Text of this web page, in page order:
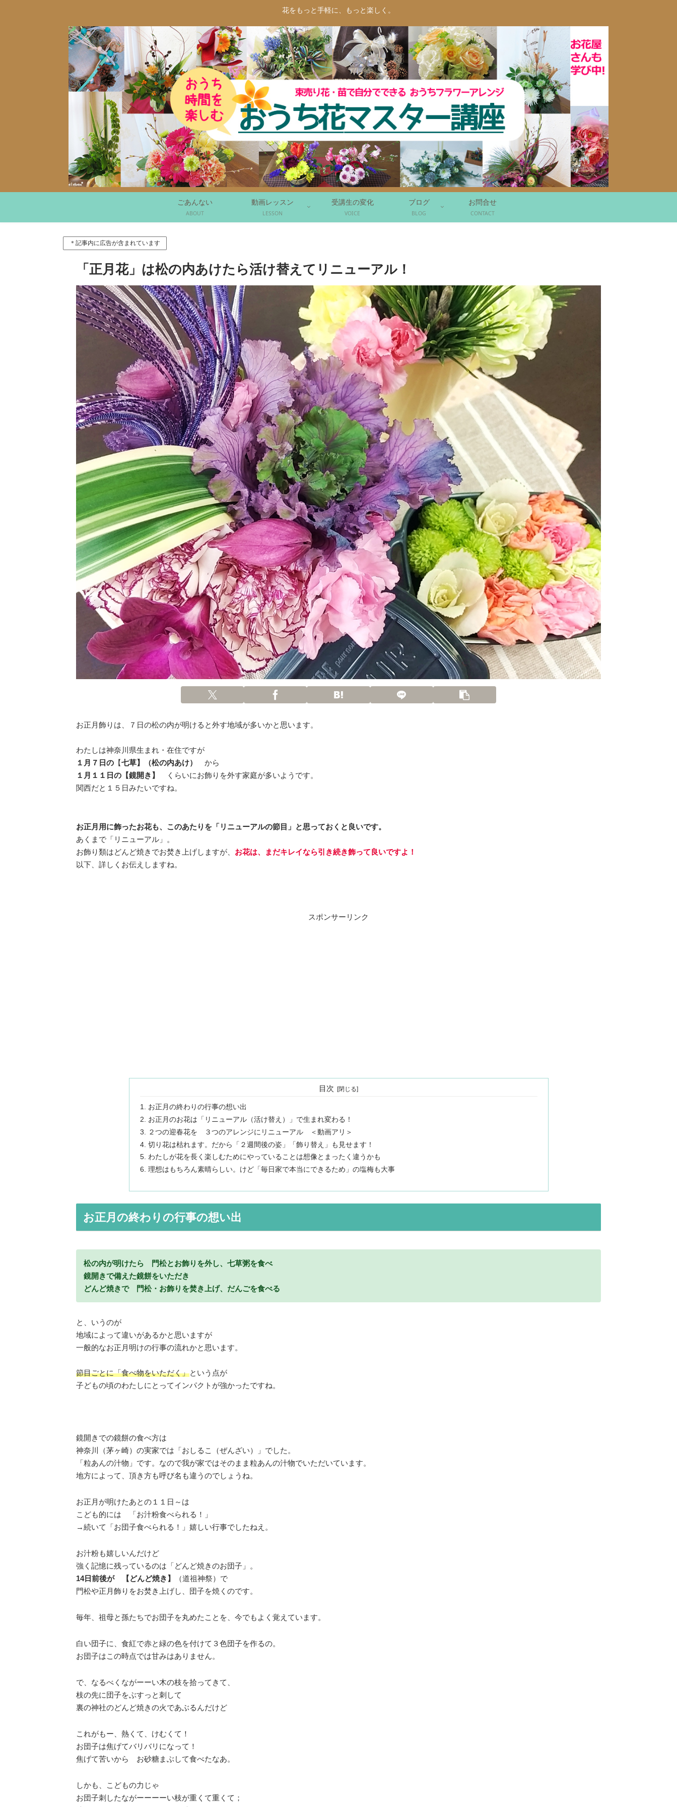
花をもっと手軽に、もっと楽しく。
ごあんない
ABOUT
動画レッスン
LESSON
受講生の変化
VOICE
ブログ
BLOG
お問合せ
CONTACT
＊記事内に広告が含まれています
「正月花」は松の内あけたら活け替えてリニューアル！
お正月飾りは、７日の松の内が明けると外す地域が多いかと思います。
わたしは神奈川県生まれ・在住ですが
１月７日の 【七草】（松の内あけ） から
１月１１日の【鏡開き】
くらいにお飾りを外す家庭が多いようです。
関西だと１５日みたいですね。
お正月用に飾ったお花も、このあたりを「リニューアルの節目」と思っておくと良いです。
あくまで「リニューアル」。
お飾り類はどんど焼きでお焚き上げしますが、 お花は、まだキレイなら引き続き飾って良いですよ！
以下、詳しくお伝えしますね。
スポンサーリンク
目次
お正月の終わりの行事の想い出
お正月のお花は「リニューアル（活け替え）」で生まれ変わる！
２つの迎春花を ３つのアレンジにリニューアル ＜動画アリ＞
切り花は枯れます。だから「２週間後の姿」「飾り替え」も見せます！
わたしが花を長く楽しむためにやっていることは想像とまったく違うかも
理想はもちろん素晴らしい。けど「毎日家で本当にできるため」の塩梅も大事
お正月の終わりの行事の想い出
松の内が明けたら 門松とお飾りを外し、七草粥を食べ
鏡開きで備えた鏡餅をいただき
どんど焼きで 門松・お飾りを焚き上げ、だんごを食べる
と、いうのが
地域によって違いがあるかと思いますが
一般的なお正月明けの行事の流れかと思います。
節目ごとに「食べ物をいただく」という点が
子どもの頃のわたしにとってインパクトが強かったですね。
鏡開きでの鏡餅の食べ方は
神奈川（茅ヶ崎）の実家では「おしるこ（ぜんざい）」でした。
「粒あんの汁物」です。なので我が家ではそのまま粒あんの汁物でいただいています。
地方によって、頂き方も呼び名も違うのでしょうね。
お正月が明けたあとの１１日～は
こども的には 「お汁粉食べられる！」
→続いて「お団子食べられる！」嬉しい行事でしたねえ。
お汁粉も嬉しいんだけど
強く記憶に残っているのは「どんど焼きのお団子」。
14日前後が 【どんど焼き】
（道祖神祭）で
門松や正月飾りをお焚き上げし、団子を焼くのです。
毎年、祖母と孫たちでお団子を丸めたことを、今でもよく覚えています。
白い団子に、食紅で赤と緑の色を付けて３色団子を作るの。
お団子はこの時点では甘みはありません。
で、なるべくながーーい木の枝を拾ってきて、
枝の先に団子をぶすっと刺して
裏の神社のどんど焼きの火であぶるんだけど
これがもー、熱くて、けむくて！
お団子は焦げてバリバリになって！
焦げて苦いから お砂糖まぶして食べたなあ。
しかも、こどもの力じゃ
お団子刺したながーーーーい枝が重くて重くて；